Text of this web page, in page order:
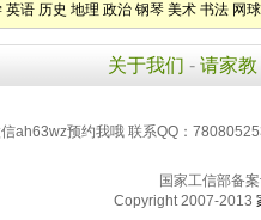
英语 历史 地理 政治 钢琴 美术 书法 网球
关于我们 - 请家教
ah63wz预约我哦 联系QQ：
国家工信部备
Copyright 2007-2013